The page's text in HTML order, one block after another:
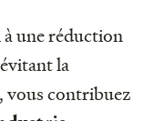
une réduction
la
vous contribuez